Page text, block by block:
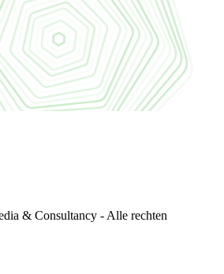
& Consultancy - Alle rechten